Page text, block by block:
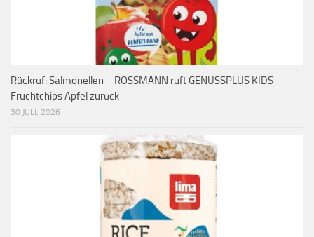
Rückruf: Salmonellen – ROSSMANN ruft GENUSSPLUS KIDS
Fruchtchips Apfel zurück
30 JULI, 2026